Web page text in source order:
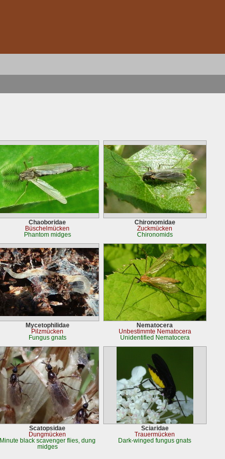
Chaoboridae
Büschelmücken
Phantom midges
Chironomidae
Zuckmücken
Chironomids
Mycetophilidae
Pilzmücken
Fungus gnats
Nematocera
Unbestimmte Nematocera
Unidentified Nematocera
Scatopsidae
Dungmücken
Minute black scavenger flies, dung
midges
Sciaridae
Trauermücken
Dark-winged fungus gnats